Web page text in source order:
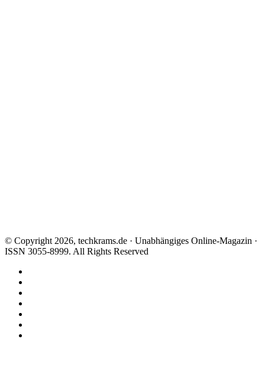
© Copyright 2026, techkrams.de · Unabhängiges Online-Magazin ·
ISSN 3055-8999. All Rights Reserved